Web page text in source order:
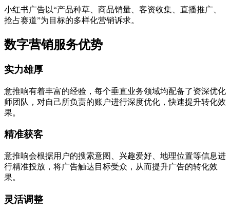
小红书广告以“产品种草、商品销量、客资收集、直播推广、
抢占赛道”为目标的多样化营销诉求。
数字营销服务优势
实力雄厚
意推响有着丰富的经验，每个垂直业务领域均配备了资深优化
师团队，对自己所负责的账户进行深度优化，快速提升转化效
果。
精准获客
意推响会根据用户的搜索意图、兴趣爱好、地理位置等信息进
行精准投放，将广告触达目标受众，从而提升广告的转化效
果。
灵活调整